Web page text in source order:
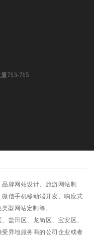
713-715
牌网站设计、旅游网站制
信手机移动端开发、响应式
型网站定制等。
盐田区、龙岗区、宝安区、
异地服务商的公司企业或者